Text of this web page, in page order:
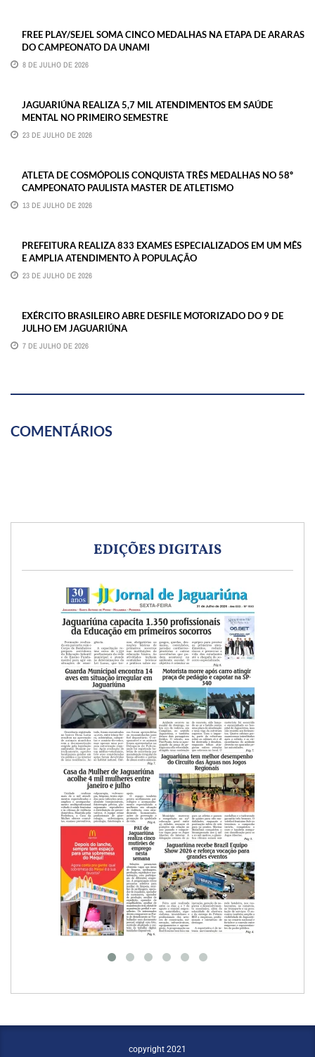
FREE PLAY/SEJEL SOMA CINCO MEDALHAS NA ETAPA DE ARARAS
DO CAMPEONATO DA UNAMI
8 DE JULHO DE 2026
JAGUARIÚNA REALIZA 5,7 MIL ATENDIMENTOS EM SAÚDE
MENTAL NO PRIMEIRO SEMESTRE
23 DE JULHO DE 2026
ATLETA DE COSMÓPOLIS CONQUISTA TRÊS MEDALHAS NO 58º
CAMPEONATO PAULISTA MASTER DE ATLETISMO
13 DE JULHO DE 2026
PREFEITURA REALIZA 833 EXAMES ESPECIALIZADOS EM UM MÊS
E AMPLIA ATENDIMENTO À POPULAÇÃO
23 DE JULHO DE 2026
EXÉRCITO BRASILEIRO ABRE DESFILE MOTORIZADO DO 9 DE
JULHO EM JAGUARIÚNA
7 DE JULHO DE 2026
COMENTÁRIOS
EDIÇÕES DIGITAIS
copyright 2021